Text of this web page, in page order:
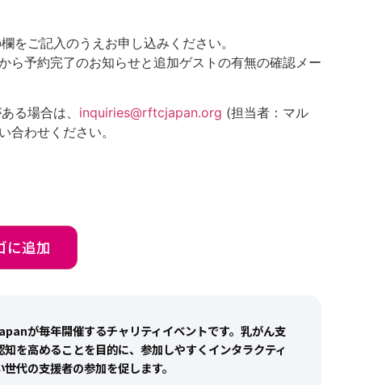
をご記入のうえお申し込みください。
ら予約完了のお知らせと追加ゲストの有無の確認メー
る場合は、 inquiries@rftcjapan.org (担当者：マル
合わせください。
に追加
が毎年開催するチャリティイベントです。乳がん支
を高めることを目的に、参加しやすくインタラクティ
代の支援者の参加を促します。